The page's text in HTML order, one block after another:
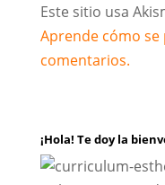
Este sitio usa
Aprende cómo
comentarios.
¡Hola! Te doy la